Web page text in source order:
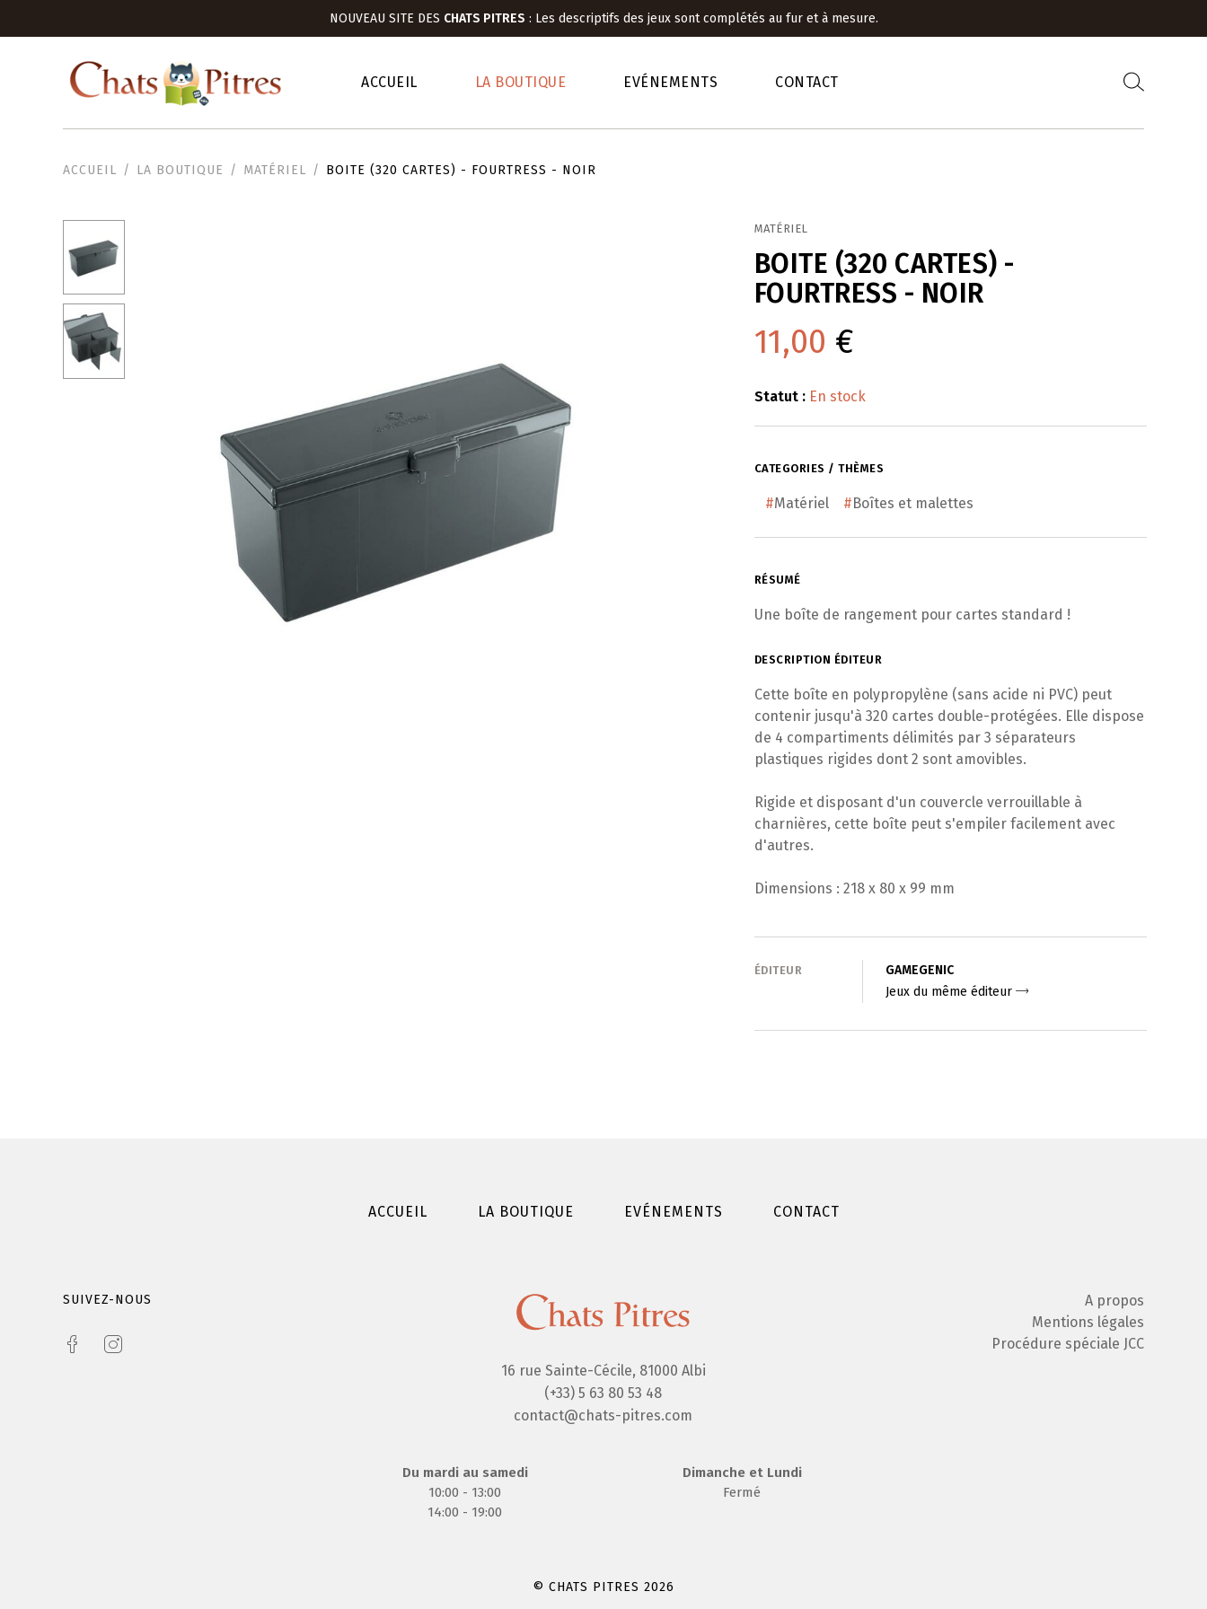
NOUVEAU SITE DES CHATS PITRES : Les descriptifs des jeux sont complétés au fur et à mesure.
ACCUEIL LA BOUTIQUE EVÉNEMENTS CONTACT
ACCUEIL LA BOUTIQUE MATÉRIEL BOITE (320 CARTES) - FOURTRESS - NOIR
MATÉRIEL
BOITE (320 CARTES) -
FOURTRESS - NOIR
11,00 €
Statut : En stock
CATEGORIES / THÈMES
#Matériel #Boîtes et malettes
RÉSUMÉ
Une boîte de rangement pour cartes standard !
DESCRIPTION ÉDITEUR
Cette boîte en polypropylène (sans acide ni PVC) peut
contenir jusqu'à 320 cartes double-protégées. Elle dispose
de 4 compartiments délimités par 3 séparateurs
plastiques rigides dont 2 sont amovibles.
Rigide et disposant d'un couvercle verrouillable à
charnières, cette boîte peut s'empiler facilement avec
d'autres.
Dimensions : 218 x 80 x 99 mm
ÉDITEUR
GAMEGENIC
Jeux du même éditeur
ACCUEIL LA BOUTIQUE EVÉNEMENTS CONTACT
SUIVEZ-NOUS
16 rue Sainte-Cécile, 81000 Albi
(+33) 5 63 80 53 48
contact@chats-pitres.com
A propos
Mentions légales
Procédure spéciale JCC
Du mardi au samedi
10:00 - 13:00
14:00 - 19:00
Dimanche et Lundi
Fermé
© CHATS PITRES 2026